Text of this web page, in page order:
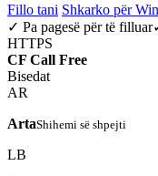
Fillo tani Shkarko për
✓ Pa pagesë për të filluar
HTTPS
CF Call Free
Bisedat
AR
ArtaShihemi së shpejti
LB